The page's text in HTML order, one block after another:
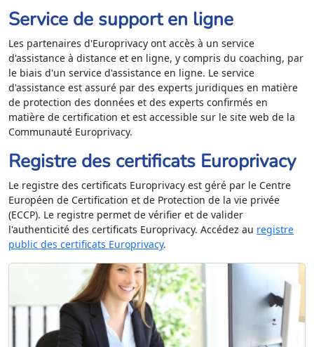
Service de support en ligne
Les partenaires d'Europrivacy ont accès à un service
d'assistance à distance et en ligne, y compris du coaching, par
le biais d'un service d'assistance en ligne. Le service
d'assistance est assuré par des experts juridiques en matière
de protection des données et des experts confirmés en
matière de certification et est accessible sur le site web de la
Communauté Europrivacy.
Registre des certificats Europrivacy
Le registre des certificats Europrivacy est géré par le Centre
Européen de Certification et de Protection de la vie privée
(ECCP). Le registre permet de vérifier et de valider
l'authenticité des certificats Europrivacy. Accédez au registre
public des certificats Europrivacy.